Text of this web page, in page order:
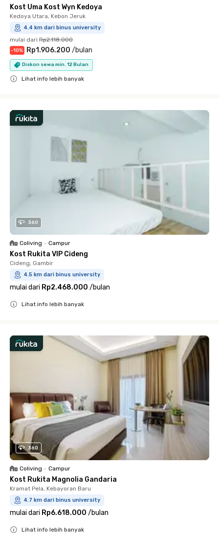
Kost Uma Kost Wyn Kedoya
Kedoya Utara, Kebon Jeruk
4.4 km dari binus university
mulai dari Rp2.118.000
-10% Rp1.906.200 /bulan
Diskon sewa min. 12 Bulan
Lihat info lebih banyak
360
Coliving • Campur
Kost Rukita VIP Cideng
Cideng, Gambir
4.5 km dari binus university
mulai dari Rp2.468.000 /bulan
Lihat info lebih banyak
360
Coliving • Campur
Kost Rukita Magnolia Gandaria
Kramat Pela, Kebayoran Baru
4.7 km dari binus university
mulai dari Rp6.618.000 /bulan
Lihat info lebih banyak